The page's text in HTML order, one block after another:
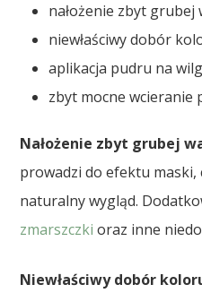
nałożenie zbyt
niewłaściwy dobór
aplikacja pudru na
zbyt mocne wcieranie
Nałożenie zbyt grubej
prowadzi do efektu
naturalny wygląd.
zmarszczki oraz inne
Niewłaściwy dobór